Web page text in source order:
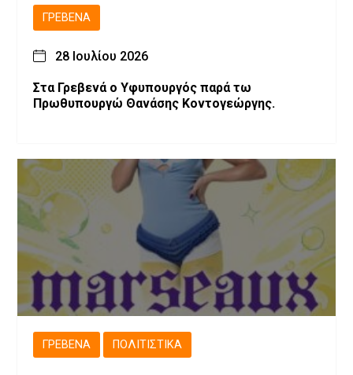
ΓΡΕΒΕΝΆ
28 Ιουλίου 2026
Στα Γρεβενά ο Υφυπουργός παρά τω
Πρωθυπουργώ Θανάσης Κοντογεώργης.
ΓΡΕΒΕΝΆ ΠΟΛΙΤΙΣΤΙΚΆ